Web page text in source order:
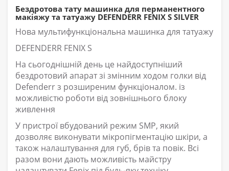
Бездротова тату машинка для перманентного
макіяжу та татуажу DEFENDERR FENIX S SILVER
Нова мультифункціональна машинка для татуажу
DEFENDERR FENIX S
На сьогоднішній день це найдоступніший
бездротовий апарат зі змінним ходом голки від
Defenderr з розширеним функціоналом. із
можливістю роботи від зовнішнього блоку
живлення
У пристрої вбудований режим SMP, який
дозволяє виконувати мікропігментацію шкіри, а
також налаштування для губ, брів та повік. Всі
разом вони дають можливість майстру